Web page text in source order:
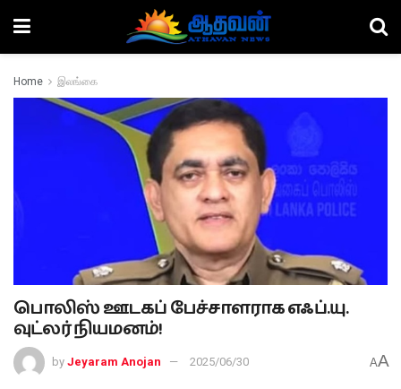
Home இலங்கை
பொலிஸ் ஊடகப் பேச்சாளராக எஃப்.யு.
வுட்லர் நியமனம்!
by Jeyaram Anojan 2025/06/30 AA